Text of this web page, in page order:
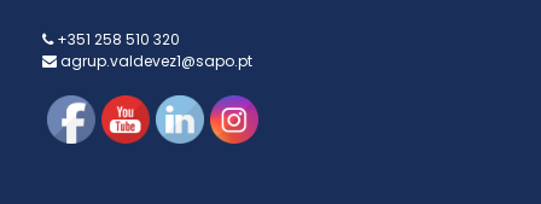
+351 258 510 320
agrup.valdevez1@sapo.pt